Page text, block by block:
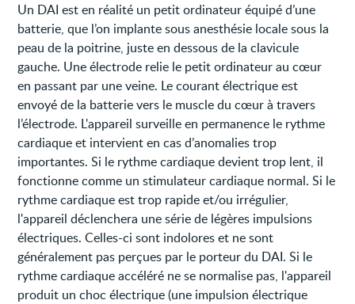
Un DAI est en réalité un petit ordinateur équipé d’une
batterie, que l’on implante sous anesthésie locale sous la
peau de la poitrine, juste en dessous de la clavicule
gauche. Une électrode relie le petit ordinateur au cœur
en passant par une veine. Le courant électrique est
envoyé de la batterie vers le muscle du cœur à travers
l’électrode. L'appareil surveille en permanence le rythme
cardiaque et intervient en cas d’anomalies trop
importantes. Si le rythme cardiaque devient trop lent, il
fonctionne comme un stimulateur cardiaque normal. Si le
rythme cardiaque est trop rapide et/ou irrégulier,
l'appareil déclenchera une série de légères impulsions
électriques. Celles-ci sont indolores et ne sont
généralement pas perçues par le porteur du DAI. Si le
rythme cardiaque accéléré ne se normalise pas, l'appareil
produit un choc électrique (une impulsion électrique